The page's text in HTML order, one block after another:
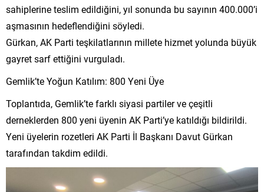
sahiplerine teslim edildiğini, yıl sonunda bu sayının 400.000’i
aşmasının hedeflendiğini söyledi.
Gürkan, AK Parti teşkilatlarının millete hizmet yolunda büyük
gayret sarf ettiğini vurguladı.
Gemlik’te Yoğun Katılım: 800 Yeni Üye
Toplantıda, Gemlik’te farklı siyasi partiler ve çeşitli
derneklerden 800 yeni üyenin AK Parti’ye katıldığı bildirildi.
Yeni üyelerin rozetleri AK Parti İl Başkanı Davut Gürkan
tarafından takdim edildi.